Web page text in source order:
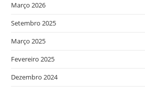
Março 2026
Setembro 2025
Março 2025
Fevereiro 2025
Dezembro 2024